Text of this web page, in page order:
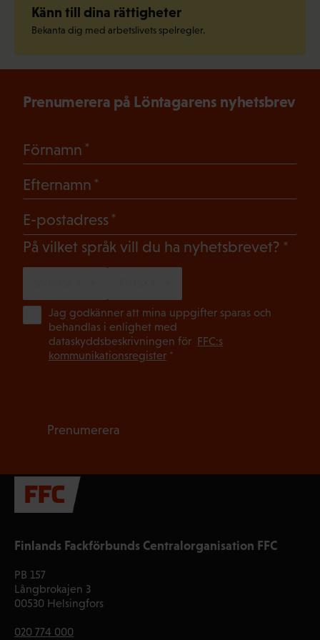
Känn till dina rättigheter
Bekanta dig med arbetslivets spelregler.
Finlands Fackförbunds Centralorganisation FFC
PB 157
Långbrokajen 3
00530 Helsingfors
020 774 000
Prenumerera på Löntagarens nyhetsbrev
Förnamn
Efternamn
E-postadress
På vilket språk vill du ha nyhetsbrevet?
Jag godkänner att mina uppgifter sparas och
behandlas i enlighet med
dataskyddsbeskrivningen för FFC:s
kommunikationsregister*
Prenumerera